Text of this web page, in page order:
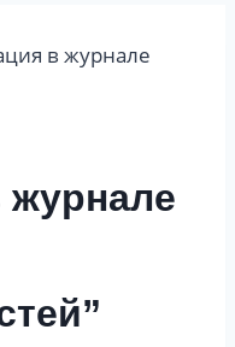
в журнале
журнале